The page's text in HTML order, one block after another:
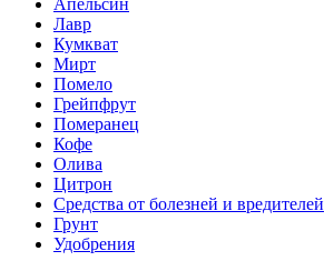
Апельсин
Лавр
Кумкват
Мирт
Помело
Грейпфрут
Померанец
Кофе
Олива
Цитрон
Средства от болезней и вредителей
Грунт
Удобрения